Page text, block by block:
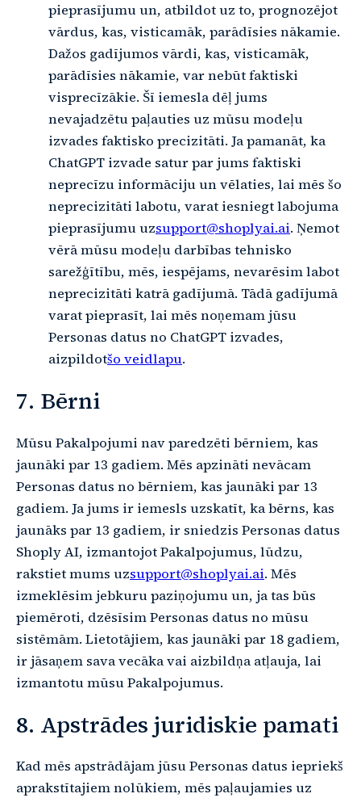
pieprasījumu un, atbildot uz to, prognozējot
vārdus, kas, visticamāk, parādīsies nākamie.
Dažos gadījumos vārdi, kas, visticamāk,
parādīsies nākamie, var nebūt faktiski
visprecīzākie. Šī iemesla dēļ jums
nevajadzētu paļauties uz mūsu modeļu
izvades faktisko precizitāti. Ja pamanāt, ka
ChatGPT izvade satur par jums faktiski
neprecīzu informāciju un vēlaties, lai mēs šo
neprecizitāti labotu, varat iesniegt labojuma
pieprasījumu uzsupport@shoplyai.ai. Ņemot
vērā mūsu modeļu darbības tehnisko
sarežģītību, mēs, iespējams, nevarēsim labot
neprecizitāti katrā gadījumā. Tādā gadījumā
varat pieprasīt, lai mēs noņemam jūsu
Personas datus no ChatGPT izvades,
aizpildotšo veidlapu.
7. Bērni
Mūsu Pakalpojumi nav paredzēti bērniem, kas
jaunāki par 13 gadiem. Mēs apzināti nevācam
Personas datus no bērniem, kas jaunāki par 13
gadiem. Ja jums ir iemesls uzskatīt, ka bērns, kas
jaunāks par 13 gadiem, ir sniedzis Personas datus
Shoply AI, izmantojot Pakalpojumus, lūdzu,
rakstiet mums uzsupport@shoplyai.ai. Mēs
izmeklēsim jebkuru paziņojumu un, ja tas būs
piemēroti, dzēsīsim Personas datus no mūsu
sistēmām. Lietotājiem, kas jaunāki par 18 gadiem,
ir jāsaņem sava vecāka vai aizbildņa atļauja, lai
izmantotu mūsu Pakalpojumus.
8. Apstrādes juridiskie pamati
Kad mēs apstrādājam jūsu Personas datus iepriekš
aprakstītajiem nolūkiem, mēs paļaujamies uz